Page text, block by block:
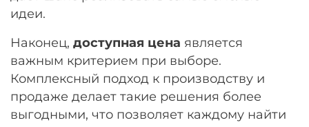
идеи.
Наконец, доступная цена является
важным критерием при выборе.
Комплексный подход к производству и
продаже делает такие решения более
выгодными, что позволяет каждому найти